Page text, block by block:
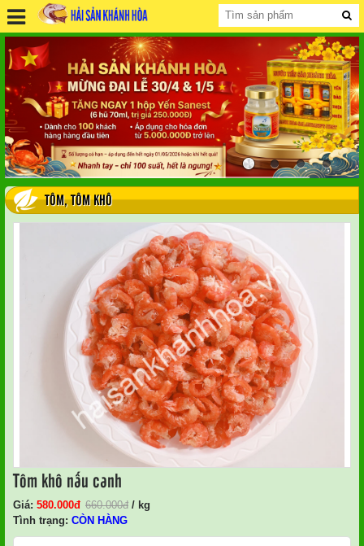
TÔM,TÔM KHÔ
Tôm khô nấu canh
Giá: 580.000Đ 660.000đ / kg
Tình trạng: CÒN HÀNG